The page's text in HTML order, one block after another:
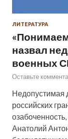
ЛИТЕРАТУРА
назвал
военных
Оставьте
Недопустимая
российских
Анатолий